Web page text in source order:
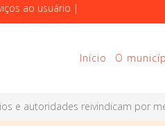
ao usuário |
Início O
e autoridades reivindicam por